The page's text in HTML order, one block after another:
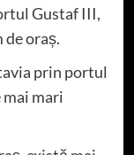
Gustaf III,
de oraș.
prin portul
mai mari